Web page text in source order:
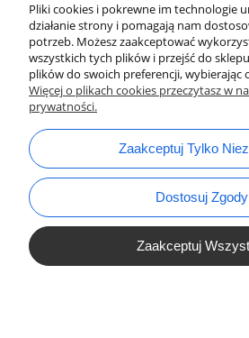
tel.:733 012
Pliki cookies i pokrewne im technologie
działanie strony i pomagają nam
potrzeb. Możesz zaakceptować
wszystkich tych plików i przejść do
plików do swoich preferencji, wybierając
Więcej o plikach cookies przeczytasz w
prywatności.
Zaakceptuj Tylko
Dostosuj Zgody
Zaakceptuj